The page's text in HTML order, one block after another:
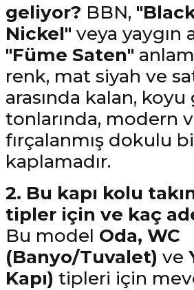
geliyor? BBN,
Nickel" veya yaygın
"Füme Saten"
renk, mat siyah ve
arasında kalan,
tonlarında, modern
fırçalanmış dokulu
kaplamadır.
2. Bu kapı kolu
tipler için ve kaç
Bu model Oda, WC
(Banyo/Tuvalet) ve
Kapı) tipleri için